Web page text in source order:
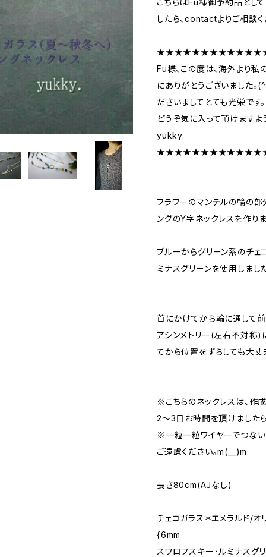
こちらはFu様御予約品とし
したら、contactよりご相談
Fu様、この度は、海外より私
にありがとうございました。
ださいましてとても光栄です。
どうぞ気に入って頂けます
yukky.
フラワーのマンテルの輪の部
ングのY字ネックレスを作り
ブルーからグリーン系のチェ
ミナスグリーンを使用しま
首にかけてから輪に通して前
アシンメトリー(左右不対称)
てから位置をずらしても大丈
※こちらのネックレスは、作
2～3日お時間を頂けましたら
※一粒一粒ワイヤーでつない
ご遠慮ください。m(__)m
長さ80cm(AJなし)
チェコガラス＊エメラルド/
{6mm
スワロフスキー･ルミナスグ